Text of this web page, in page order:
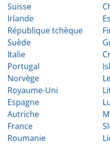
Suisse
Irlande
République tchèque
Suède
Italie
Portugal
Norvège
Royaume-Uni
Espagne
Autriche
France
Roumanie